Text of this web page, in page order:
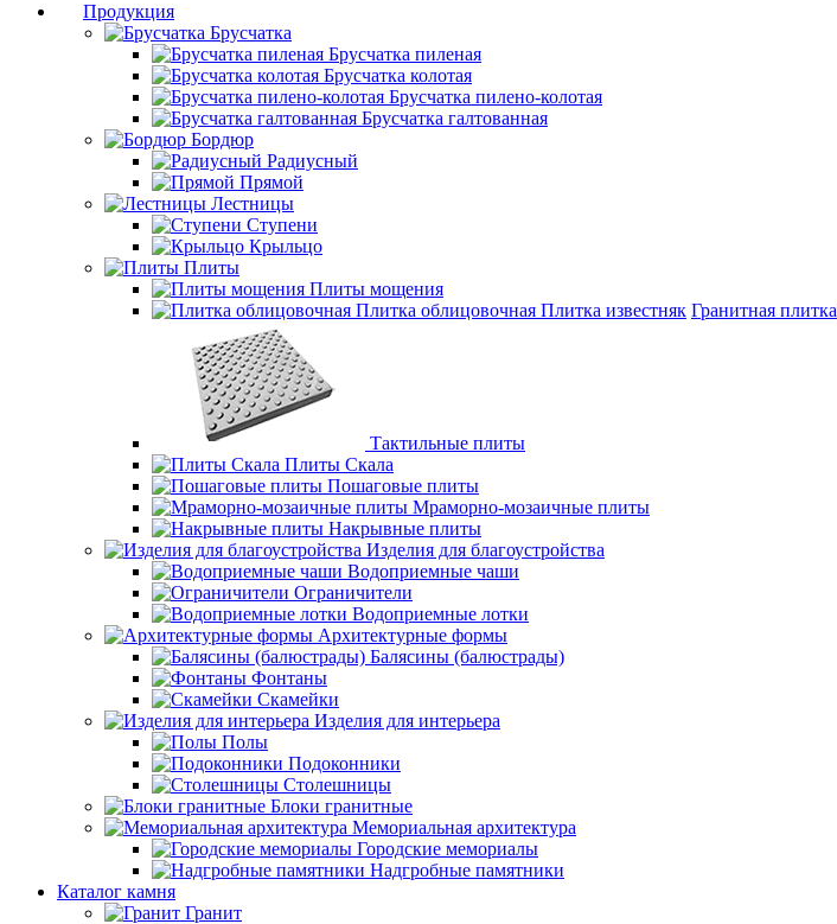
Продукция
Брусчатка
Брусчатка пиленая
Брусчатка колотая
Брусчатка пилено-колотая
Брусчатка галтованная
Бордюр
Радиусный
Прямой
Лестницы
Ступени
Крыльцо
Плиты
Плиты мощения
Плитка облицовочная Плитка известняк Гранитная плитка
Тактильные плиты
Плиты Скала
Пошаговые плиты
Мраморно-мозаичные плиты
Накрывные плиты
Изделия для благоустройства
Водоприемные чаши
Ограничители
Водоприемные лотки
Архитектурные формы
Балясины (балюстрады)
Фонтаны
Скамейки
Изделия для интерьера
Полы
Подоконники
Столешницы
Блоки гранитные
Мемориальная архитектура
Городские мемориалы
Надгробные памятники
Каталог камня
Гранит